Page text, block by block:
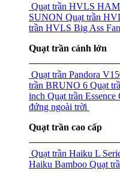
Quạt trần HVLS
SUNON Quạt trần
trần HVLS Big Ass
Quạt trần cánh lớn
Quạt trần Pandora
trần BRUNO 6 Quạt
inch Quạt trần Essence
đứng ngoài trời
Quạt trần cao cấp
Quạt trần Haiku L
Haiku Bamboo Quạt